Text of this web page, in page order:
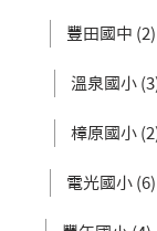
豐田國中 (2)
溫泉國小
樟原國小
電光國小 (6)